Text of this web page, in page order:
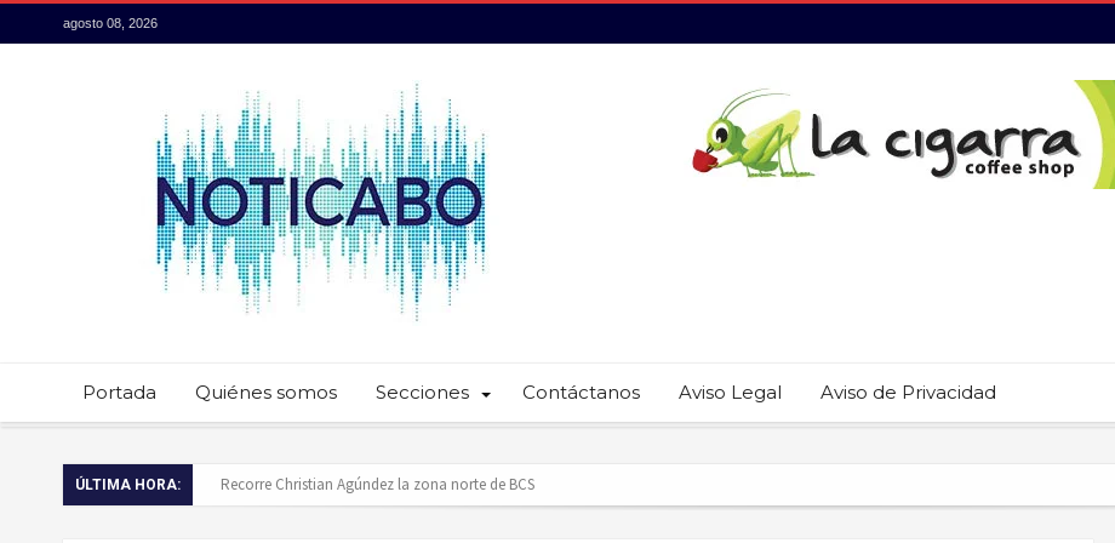
agosto 08, 2026
Portada Quiénes somos Secciones Contáctanos Aviso Legal Aviso de Privacidad
ÚLTIMA HORA:
Recorre Christian Agúndez la zona norte de BCS